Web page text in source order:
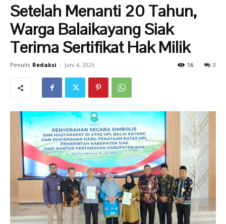
Setelah Menanti 20 Tahun,
Warga Balaikayang Siak
Terima Sertifikat Hak Milik
Penulis Redaksi - Juni 4, 2026 0
16